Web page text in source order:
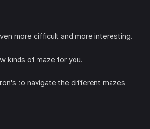
more difficult and more interesting.
kinds of maze for you.
to navigate the different mazes